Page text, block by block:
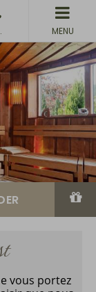
MENU
vous portez